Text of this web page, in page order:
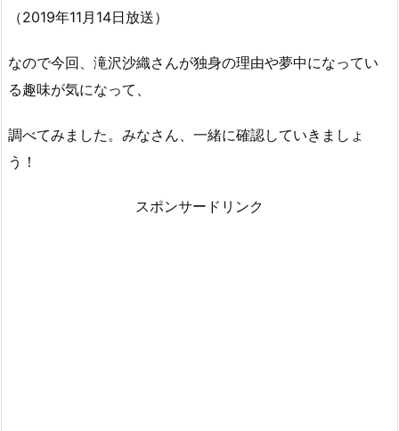
（2019年11月14日放送）
なので今回、滝沢沙織さんが独身の理由や夢中になってい
る趣味が気になって、
調べてみました。みなさん、一緒に確認していきましょ
う！
スポンサードリンク